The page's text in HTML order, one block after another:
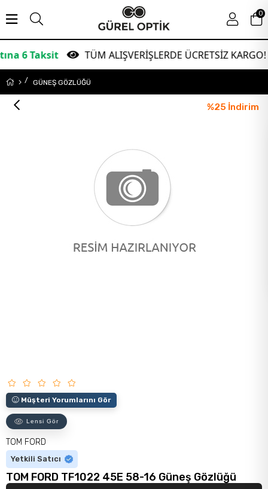
TÜM ALIŞVERİŞLERDE ÜCRETSİZ KARGO!
0
GÜNEŞ GÖZLÜĞÜ
%25 İndirim
Müşteri Yorumlarını Gör
Lensi Gör
TOM FORD
Yetkili Satıcı
TOM FORD TF1022 45E 58-16 Güneş Gözlüğü